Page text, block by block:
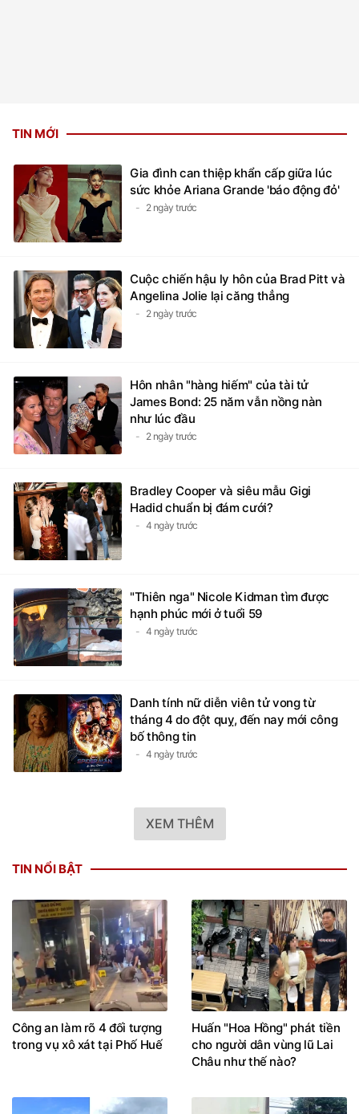
TIN MỚI
Gia đình can thiệp khẩn cấp giữa lúc
sức khỏe Ariana Grande 'báo động đỏ'
2 ngày trước
Cuộc chiến hậu ly hôn của Brad Pitt và
Angelina Jolie lại căng thẳng
2 ngày trước
Hôn nhân "hàng hiếm" của tài tử
James Bond: 25 năm vẫn nồng nàn
như lúc đầu
2 ngày trước
Bradley Cooper và siêu mẫu Gigi
Hadid chuẩn bị đám cưới?
4 ngày trước
"Thiên nga" Nicole Kidman tìm được
hạnh phúc mới ở tuổi 59
4 ngày trước
Danh tính nữ diễn viên tử vong từ
tháng 4 do đột quỵ, đến nay mới công
bố thông tin
4 ngày trước
XEM THÊM
TIN NỔI BẬT
Công an làm rõ 4 đối tượng
trong vụ xô xát tại Phố Huế
Huấn "Hoa Hồng" phát tiền
cho người dân vùng lũ Lai
Châu như thế nào?